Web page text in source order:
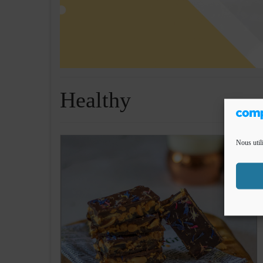
Nous
Healthy